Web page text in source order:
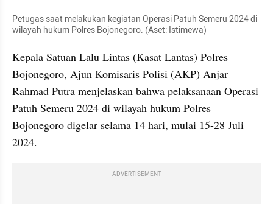
Petugas saat melakukan kegiatan Operasi Patuh Semeru 2024 di
wilayah hukum Polres Bojonegoro. (Aset: Istimewa)
Kepala Satuan Lalu Lintas (Kasat Lantas) Polres
Bojonegoro, Ajun Komisaris Polisi (AKP) Anjar
Rahmad Putra menjelaskan bahwa pelaksanaan Operasi
Patuh Semeru 2024 di wilayah hukum Polres
Bojonegoro digelar selama 14 hari, mulai 15-28 Juli
2024.
ADVERTISEMENT